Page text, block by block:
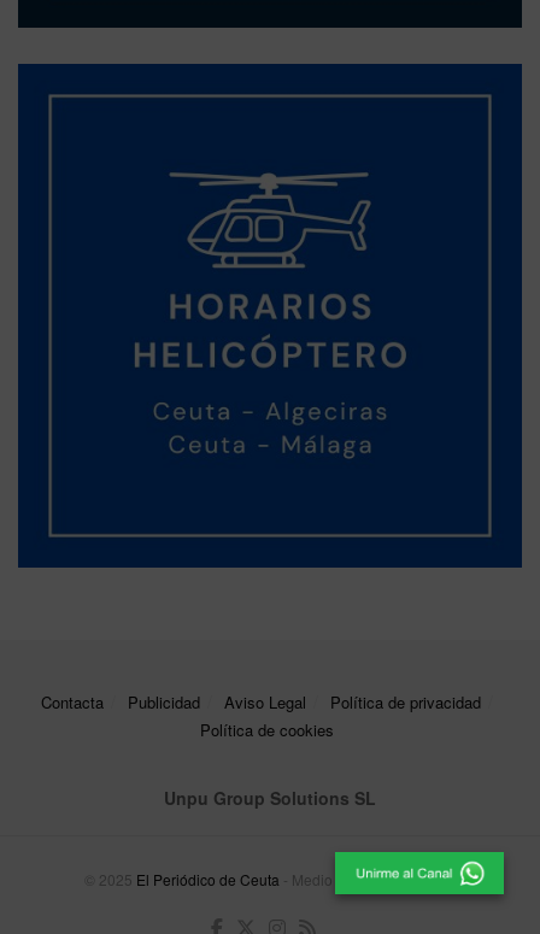
Contacta Publicidad Aviso Legal
Política de privacidad
Política de cookies
Unpu Group Solutions SL
© 2025 El Periódico de Ceuta - Medio de Comunicación